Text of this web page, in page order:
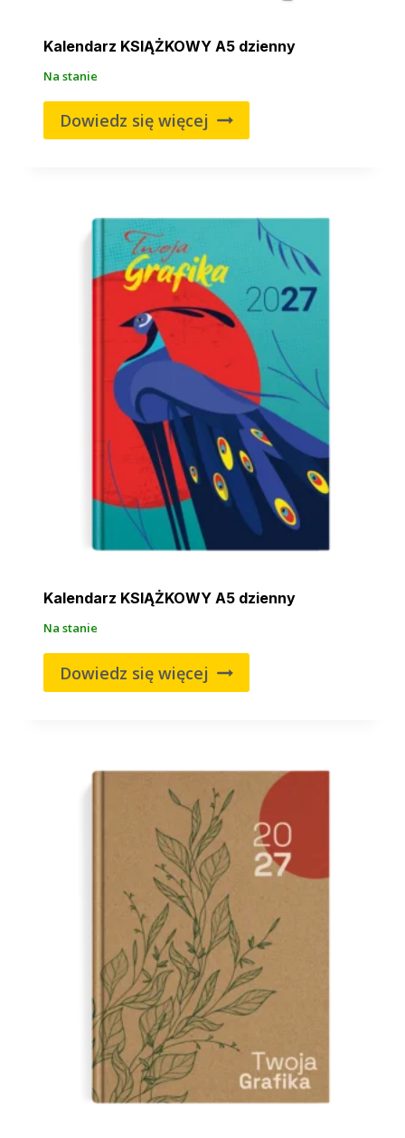
Kalendarz KSIĄŻKOWY A5 dzienny
Na stanie
Dowiedz się więcej
Kalendarz KSIĄŻKOWY A5 dzienny
Na stanie
Dowiedz się więcej